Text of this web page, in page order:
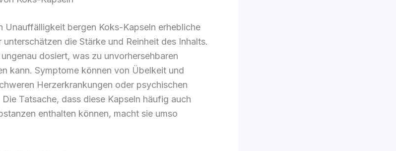
Unauffälligkeit bergen Koks-Kapseln erhebliche
unterschätzen die Stärke und Reinheit des Inhalts.
dosiert, was zu unvorhersehbaren
kann. Symptome können von Übelkeit und
Herzerkrankungen oder psychischen
Tatsache, dass diese Kapseln häufig auch
enthalten können, macht sie umso